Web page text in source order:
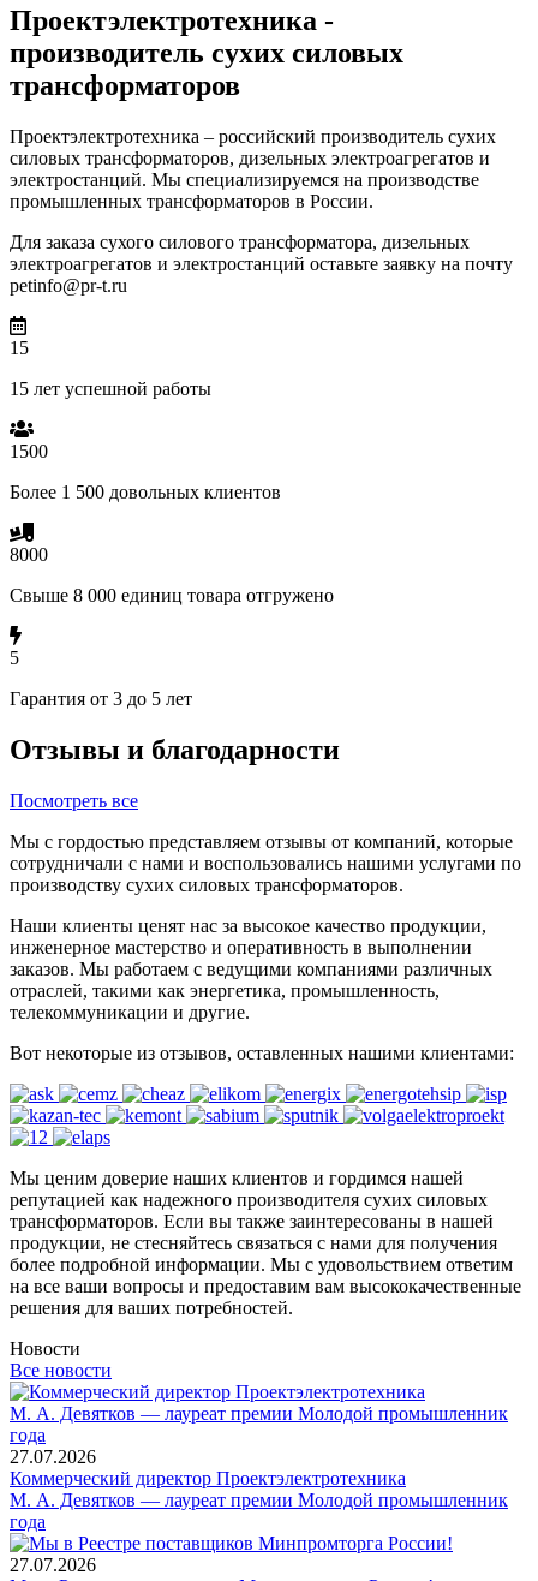
Проектэлектротехника -
производитель сухих силовых
трансформаторов
Проектэлектротехника – российский производитель сухих
силовых трансформаторов, дизельных электроагрегатов и
электростанций. Мы специализируемся на производстве
промышленных трансформаторов в России.
Для заказа сухого силового трансформатора, дизельных
электроагрегатов и электростанций оставьте заявку на почту
petinfo@pr-t.ru
15
15 лет успешной работы
1500
Более 1 500 довольных клиентов
8000
Свыше 8 000 единиц товара отгружено
5
Гарантия от 3 до 5 лет
Отзывы и благодарности
Посмотреть все
Мы с гордостью представляем отзывы от компаний, которые
сотрудничали с нами и воспользовались нашими услугами по
производству сухих силовых трансформаторов.
Наши клиенты ценят нас за высокое качество продукции,
инженерное мастерство и оперативность в выполнении
заказов. Мы работаем с ведущими компаниями различных
отраслей, такими как энергетика, промышленность,
телекоммуникации и другие.
Вот некоторые из отзывов, оставленных нашими клиентами:
Мы ценим доверие наших клиентов и гордимся нашей
репутацией как надежного производителя сухих силовых
трансформаторов. Если вы также заинтересованы в нашей
продукции, не стесняйтесь связаться с нами для получения
более подробной информации. Мы с удовольствием ответим
на все ваши вопросы и предоставим вам высококачественные
решения для ваших потребностей.
Новости
Все новости
27.07.2026
Коммерческий директор Проектэлектротехника
М. А. Девятков — лауреат премии Молодой промышленник
года
27.07.2026